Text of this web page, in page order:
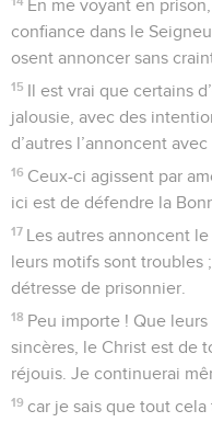
En me voyant en
confiance dans le
osent annoncer sans
15 Il est vrai que certains
jalousie, avec des
d’autres l’annoncent
16 Ceux-ci agissent par
ici est de défendre la
17 Les autres annoncent
leurs motifs sont troubles
détresse de prisonnier.
18 Peu importe ! Que
sincères, le Christ est de
réjouis. Je continuerai
19 car je sais que tout